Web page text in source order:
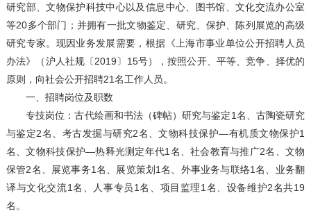
研究部、文物保护科技中心以及信息中心、图书馆、文化交流办公室
等20多个部门；并拥有一批文物鉴定、研究、保护、陈列展览的高级
研究专家。现因业务发展需要，根据《上海市事业单位公开招聘人员
办法》（沪人社规〔2019〕15号），按照公开、平等、竞争、择优的
原则，向社会公开招聘21名工作人员。
一、招聘岗位及职数
专技岗位：古代绘画和书法（碑帖）研究与鉴定1名、古陶瓷研究
与鉴定2名、考古发掘与研究2名、文物科技保护—有机质文物保护1
名、文物科技保护—热释光测定年代1名、社会教育与推广2名、文物
保管2名、展览事务1名、展览策划1名、外事业务与联络1名、业务翻
译与文化交流1名、人事专员1名、项目监理1名、设备维护2名共19
名。